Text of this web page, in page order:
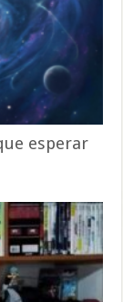
esperar